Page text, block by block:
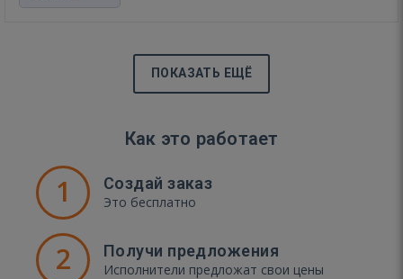
ПОКАЗАТЬ ЕЩЁ
Как это работает
1 Создай заказ
Это бесплатно
2 Получи предложения
Исполнители предложат свои цены